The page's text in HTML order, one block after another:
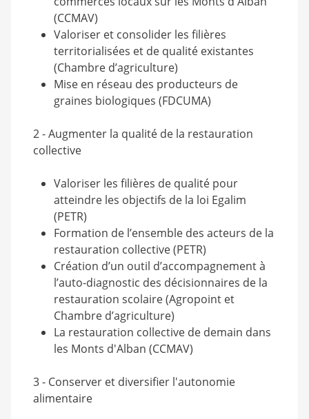
(CCMAV)
Valoriser et consolider les filières
territorialisées et de qualité existantes
(Chambre d’agriculture)
Mise en réseau des producteurs de
graines biologiques (FDCUMA)
2 - Augmenter la qualité de la restauration
collective
Valoriser les filières de qualité pour
atteindre les objectifs de la loi Egalim
(PETR)
Formation de l’ensemble des acteurs de la
restauration collective (PETR)
Création d’un outil d’accompagnement à
l’auto-diagnostic des décisionnaires de la
restauration scolaire (Agropoint et
Chambre d’agriculture)
La restauration collective de demain dans
les Monts d'Alban (CCMAV)
3 - Conserver et diversifier l'autonomie
alimentaire